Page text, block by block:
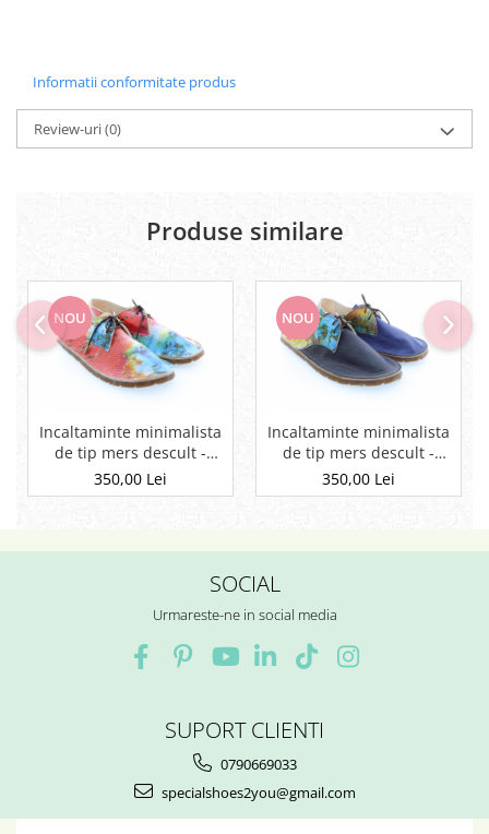
Informatii conformitate produs
Review-uri(0)
Produse similare
NOU
Incaltaminte minimalista
de tip mers descult -
barefoot din piele
naturala personalizat cu
350,00 Lei
NOU
Incaltaminte minimalista
de tip mers descult -
barefoot din piele
naturala personalizat cu
350,00 Lei
SOCIAL
Urmareste-ne in social media
SUPORT CLIENTI
0790669033
specialshoes2you@gmail.com